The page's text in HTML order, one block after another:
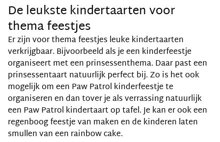
De leukste kindertaarten voor
thema feestjes
Er zijn voor thema feestjes leuke kindertaarten
verkrijgbaar. Bijvoorbeeld als je een kinderfeestje
organiseert met een prinsessenthema. Daar past een
prinsessentaart natuurlijk perfect bij. Zo is het ook
mogelijk om een Paw Patrol kinderfeestje te
organiseren en dan tover je als verrassing natuurlijk
een Paw Patrol kindertaart op tafel. Je kan er ook een
regenboog feestje van maken en de kinderen laten
smullen van een rainbow cake.